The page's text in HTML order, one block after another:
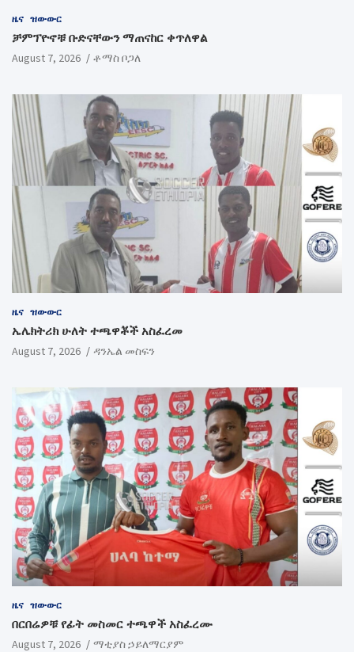
ዜና ዝውውር
ቻምፕዮኖቹ ቡድናቸውን ማጠናከር ቀጥለዋል
August 7, 2026 ቶማስ ቦጋለ
ዜና ዝውውር
ኤሌክትሪክ ሁለት ተጫዋቾች አስፈረመ
August 7, 2026 ዳንኤል መስፍን
ዜና ዝውውር
በርበሬዎቹ የፊት መስመር ተጫዋች አስፈረሙ
August 7, 2026 ማቲያስ ኃይለማርያም